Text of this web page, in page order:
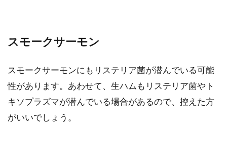
スモークサーモン
スモークサーモンにもリステリア菌が潜んでいる可能
性があります。あわせて、生ハムもリステリア菌やト
キソプラズマが潜んでいる場合があるので、控えた方
がいいでしょう。